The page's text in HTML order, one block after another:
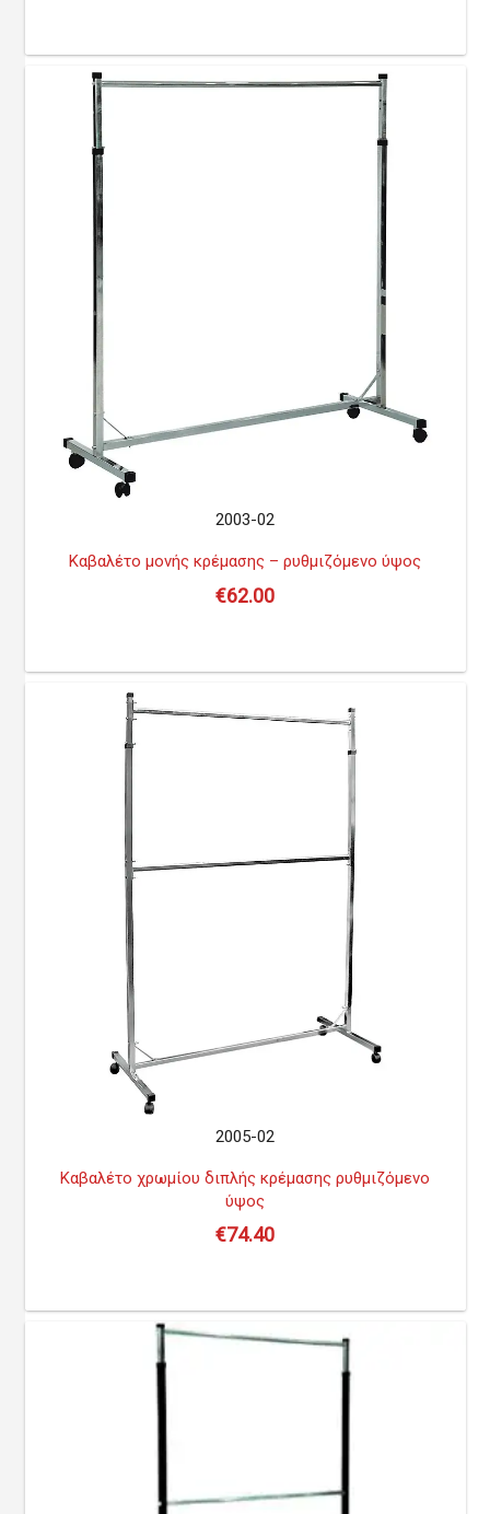
2003-02
Καβαλέτο μονής κρέμασης – ρυθμιζόμενο ύψος
€62.00
2005-02
Καβαλέτο χρωμίου διπλής κρέμασης ρυθμιζόμενο
ύψος
€74.40